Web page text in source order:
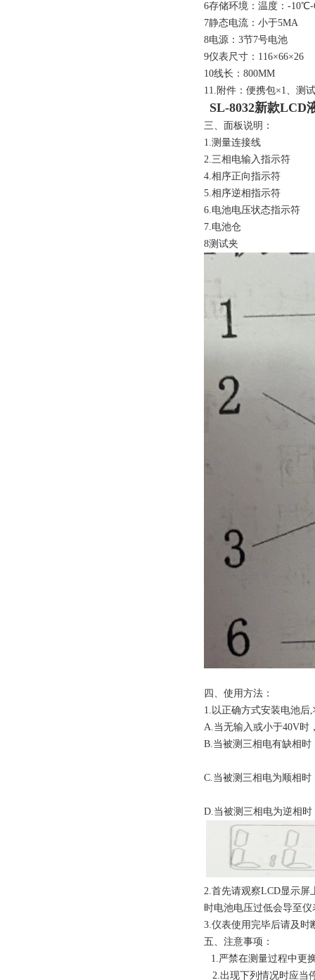
6存储环境：温度：-
7静态电流：小于5MA
8电源：3节7号电池
9仪表尺寸：116×66×26
10线长：800MM
11.附件：便携包×1、测
SL-8032新款LCD
三、面板说明：
1.测量连接线
2.三相电输入指示符
4.相序正向指示符
5.相序逆相指示符
6.电池电压状态指示符
7.电池仓
8测试夹
四、使用方法：
1. 以正确方式安装电池后
A.当无输入或小于40V时
B.当被测三相电有缺相
C.当被测三相电为顺相
D.当被测三相电为逆相
2.首先请观察LCD显示屏
时电池电压过低会导至
3.仪表使用完毕后请及时
五、注意事项：
1.严禁在测量过程中更
2.出现下列情况时应当